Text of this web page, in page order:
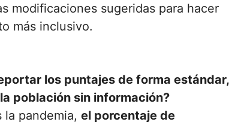
modificaciones sugeridas para hacer
más inclusivo.
los puntajes de forma estándar,
población sin información?
la pandemia, el porcentaje de